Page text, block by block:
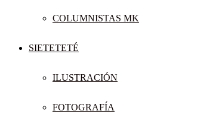
COLUMNISTAS MK
SIETETETÉ
ILUSTRACIÓN
FOTOGRAFÍA